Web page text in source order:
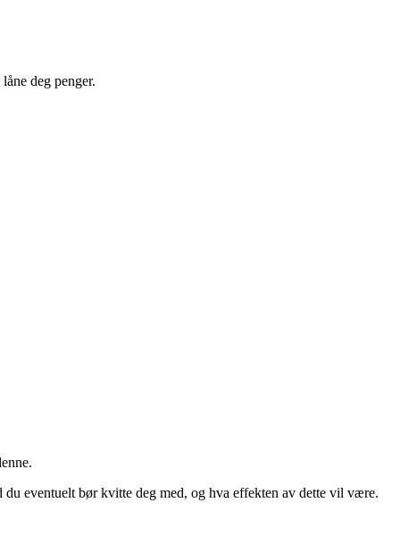
deg penger.
eventuelt bør kvitte deg med, og hva effekten av dette vil være.